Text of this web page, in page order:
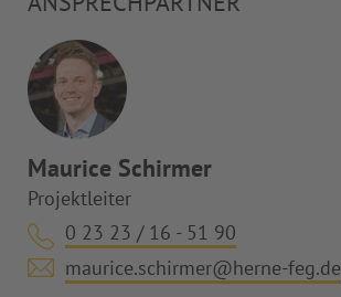
Maurice Schirmer
Projektleiter
0 23 23 / 16 - 51 90
maurice.schirmer@herne-feg.de